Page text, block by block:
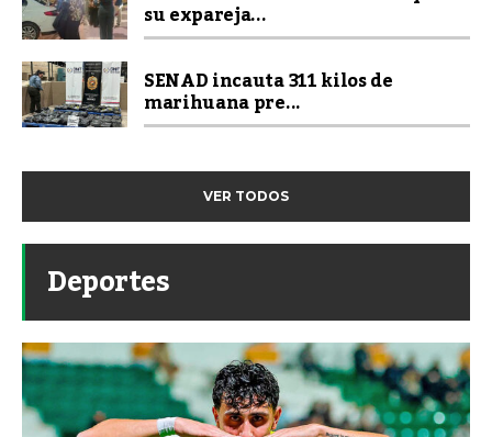
su expareja...
SENAD incauta 311 kilos de
marihuana pre...
VER TODOS
Deportes